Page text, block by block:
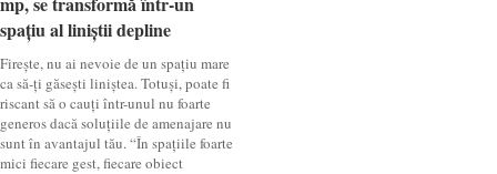
spațiu al liniștii depline
Firește, nu ai nevoie de un spațiu mare
ca să-ți găsești liniștea. Totuși, poate fi
riscant să o cauți într-unul nu foarte
generos dacă soluțiile de amenajare nu
sunt în avantajul tău. “În spațiile foarte
mici fiecare gest, fiecare obiect
spațiu al liniștii depline